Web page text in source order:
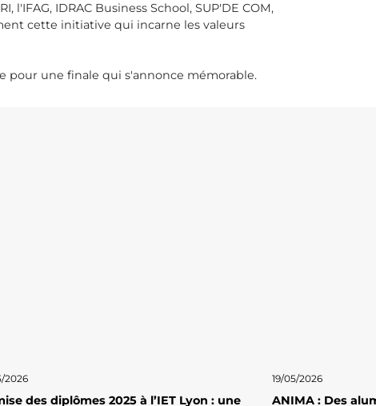
IDRAC Business School, SUP'DE COM,
cette initiative qui incarne les valeurs
pour une finale qui s'annonce mémorable.
2026
des diplômes 2025 à l’IET Lyon : une
19/05/2026
ANIMA : Des